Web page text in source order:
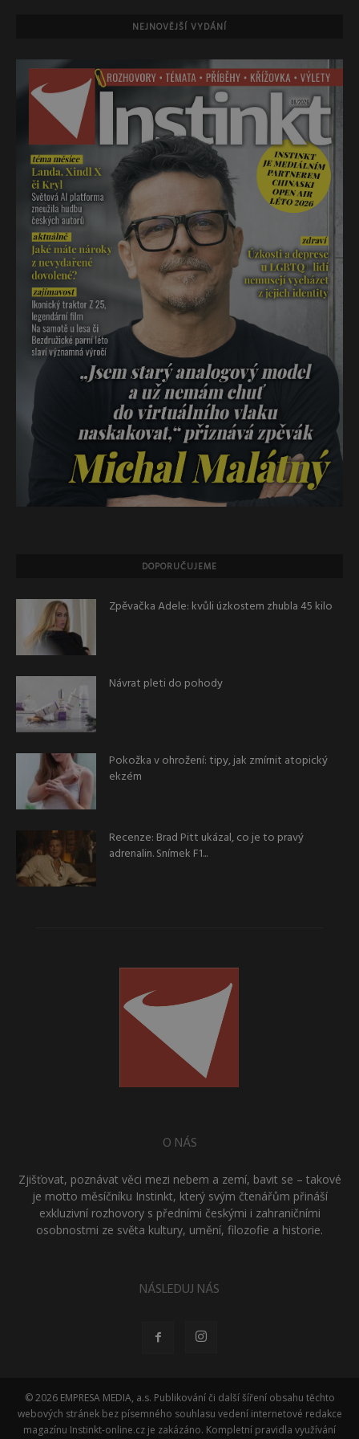
NEJNOVĚJŠÍ VYDÁNÍ
DOPORUČUJEME
Zpěvačka Adele: kvůli úzkostem zhubla 45 kilo
Návrat pleti do pohody
Pokožka v ohrožení: tipy, jak zmírnit atopický
ekzém
Recenze: Brad Pitt ukázal, co je to pravý
adrenalin. Snímek F1...
O NÁS
Zjišťovat, poznávat věci mezi nebem a zemí, bavit se – takové
je motto měsíčníku Instinkt, který svým čtenářům přináší
exkluzivní rozhovory s předními českými i zahraničními
osobnostmi ze světa kultury, umění, filozofie a historie.
NÁSLEDUJ NÁS
© 2026 EMPRESA MEDIA, a.s. Publikování či další šíření obsahu těchto
webových stránek bez písemného souhlasu vedení internetové redakce
magazínu Instinkt-online.cz je zakázáno. Kompletní pravidla využívání